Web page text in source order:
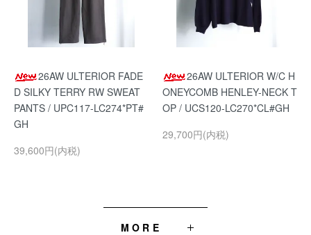
26AW ULTERIOR FADE
D SILKY TERRY RW SWEAT
PANTS / UPC117-LC274*PT#
GH
39,600円(内税)
26AW ULTERIOR W/C H
ONEYCOMB HENLEY-NECK T
OP / UCS120-LC270*CL#GH
29,700円(内税)
MORE